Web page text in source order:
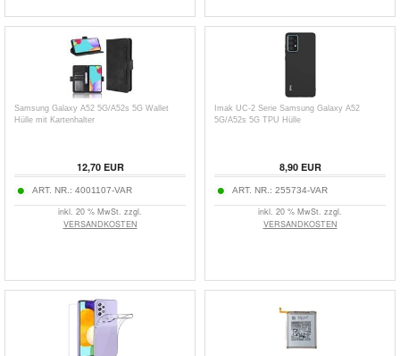
Samsung Galaxy A52 5G/A52s 5G Wallet
Hülle mit Kartenhalter
12,70EUR
ART. NR.: 4001107-VAR
inkl. 20 % MwSt. zzgl.
VERSANDKOSTEN
Imak UC-2 Serie Samsung Galaxy A52
5G/A52s 5G TPU Hülle
8,90EUR
ART. NR.: 255734-VAR
inkl. 20 % MwSt. zzgl.
VERSANDKOSTEN